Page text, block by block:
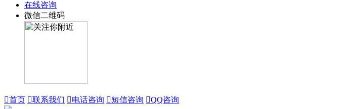
在线咨询
微信二维码
首页 联系我们 电话咨询 短信咨询 QQ咨询